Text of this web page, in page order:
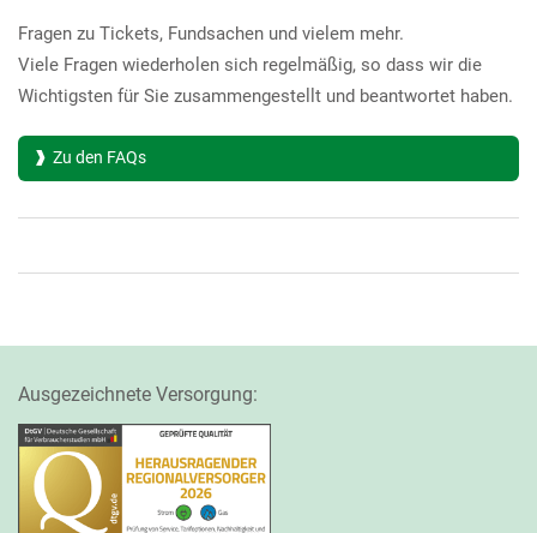
Fragen zu Tickets, Fundsachen und vielem mehr.
Viele Fragen wiederholen sich regelmäßig, so dass wir die
Wichtigsten für Sie zusammengestellt und beantwortet haben.
Zu den FAQs
Ausgezeichnete Versorgung: